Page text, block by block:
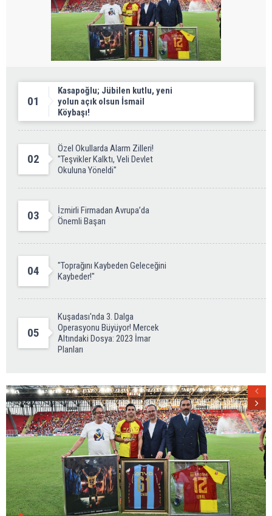
01
Kasapoğlu; Jübilen kutlu, yeni
yolun açık olsun İsmail
Köybaşı!
02
Özel Okullarda Alarm Zilleri!
"Teşvikler Kalktı, Veli Devlet
Okuluna Yöneldi"
03
İzmirli Firmadan Avrupa’da
Önemli Başarı
04
"Toprağını Kaybeden Geleceğini
Kaybeder!"
05
Kuşadası'nda 3. Dalga
Operasyonu Büyüyor! Mercek
Altındaki Dosya: 2023 İmar
Planları